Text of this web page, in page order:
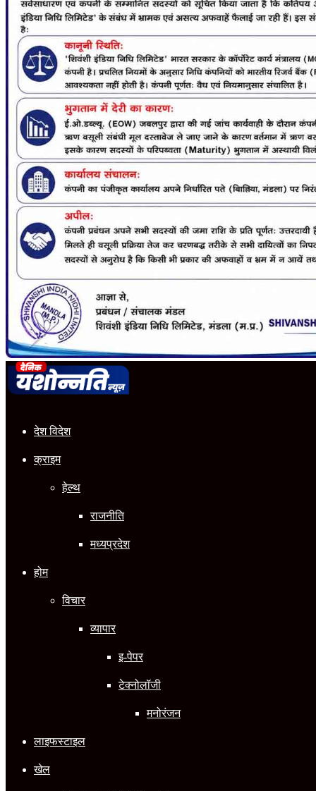
देश विदेश
क्राइम
हेल्थ
राजनीति
मध्यप्रदेश
होम
विचार
व्यापार
इ-पेपर
टेक्नोलॉजी
मनोरंजन
लाइफस्टाइल
खेल